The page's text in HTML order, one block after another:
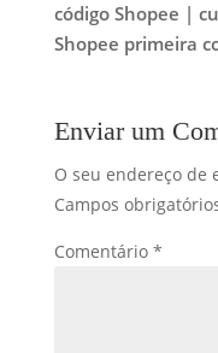
código Shopee |
Shopee primeira
Enviar um
O seu endereço de
Campos
Comentário *